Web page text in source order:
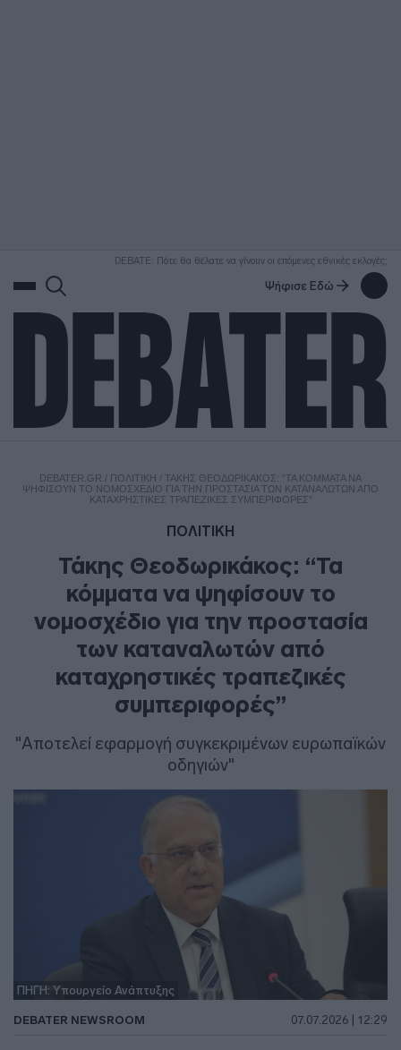
DEBATE: Πότε θα θέλατε να γίνουν οι επόμενες εθνικές εκλογές;
Ψήφισε Εδώ
DEBATER.GR / ΠΟΛΙΤΙΚΗ / ΤΆΚΗΣ ΘΕΟΔΩΡΙΚΆΚΟΣ: “ΤΑ ΚΌΜΜΑΤΑ ΝΑ
ΨΗΦΊΣΟΥΝ ΤΟ ΝΟΜΟΣΧΈΔΙΟ ΓΙΑ ΤΗΝ ΠΡΟΣΤΑΣΊΑ ΤΩΝ ΚΑΤΑΝΑΛΩΤΏΝ ΑΠΌ
ΚΑΤΑΧΡΗΣΤΙΚΈΣ ΤΡΑΠΕΖΙΚΈΣ ΣΥΜΠΕΡΙΦΟΡΈΣ”
ΠΟΛΙΤΙΚΗ
Τάκης Θεοδωρικάκος: “Τα
κόμματα να ψηφίσουν το
νομοσχέδιο για την προστασία
των καταναλωτών από
καταχρηστικές τραπεζικές
συμπεριφορές”
"Αποτελεί εφαρμογή συγκεκριμένων ευρωπαϊκών
οδηγιών"
ΠΗΓΗ: Υπουργείο Ανάπτυξης
DEBATER NEWSROOM 07.07.2026 | 12:29